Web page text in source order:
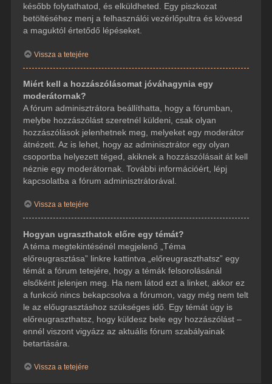
később folytathatod, és elküldheted. Egy piszkozat
betöltéséhez menj a felhasználói vezérlőpultra és kövesd
a maguktól értetődő lépéseket.
Vissza a tetejére
Miért kell a hozzászólásomat jóváhagynia egy
moderátornak?
A fórum adminisztrátora beállíthatta, hogy a fórumban,
melybe hozzászólást szeretnél küldeni, csak olyan
hozzászólások jelenhetnek meg, melyeket egy moderátor
átnézett. Az is lehet, hogy az adminisztrátor egy olyan
csoportba helyezett téged, akiknek a hozzászólásait át kell
néznie egy moderátornak. További információért, lépj
kapcsolatba a fórum adminisztrátorával.
Vissza a tetejére
Hogyan ugraszthatok előre egy témát?
A téma megtekintésénél megjelenő „Téma
előreugrasztása” linkre kattintva „előreugraszthatsz” egy
témát a fórum tetejére, hogy a témák felsorolásánál
elsőként jelenjen meg. Ha nem látod ezt a linket, akkor ez
a funkció nincs bekapcsolva a fórumon, vagy még nem telt
le az előugrasztáshoz szükséges idő. Egy témát úgy is
előreugraszthatsz, hogy küldesz bele egy hozzászólást –
ennél viszont vigyázz az aktuális fórum szabályainak
betartására.
Vissza a tetejére